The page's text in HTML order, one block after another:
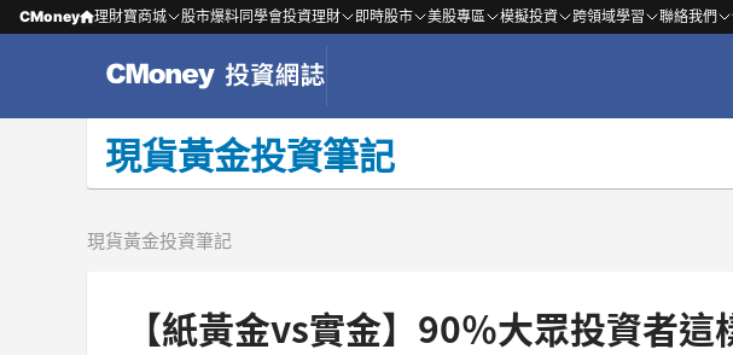
CMoney 理財寶商城 股市爆料同學會投資理財 即時股市 美股專區 模擬投資 跨領域學習 聯絡我們
現貨黃金投資筆記
現貨黃金投資筆記
【紙黃金vs實金】90％大眾投資者這